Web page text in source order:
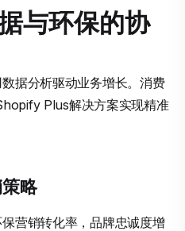
与环保的协
据分析驱动业务增长。消费
Plus解决方案实现精准
略
营销转化率，品牌忠诚度增